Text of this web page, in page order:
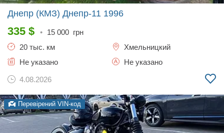
Днепр (КМЗ) Днепр-11 1996
335 $ • 15 000 грн
20 тыс. км
Хмельницкий
Не указано
Не указано
4.08.2026
Перевірений VIN-код